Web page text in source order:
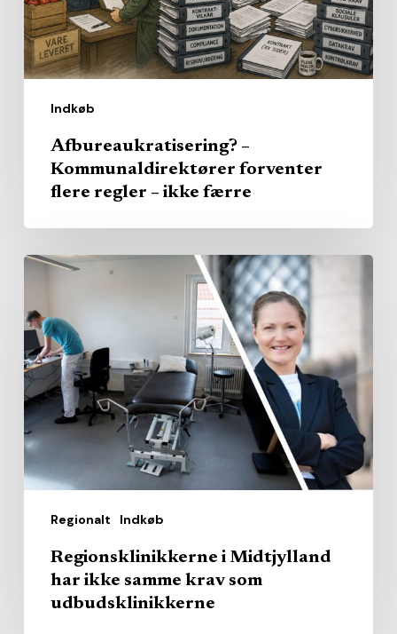
Indkøb
–
ikke
færre
Afbureaukratisering? –
Kommunaldirektører forventer
flere regler – ikke færre
Regionalt Indkøb
Regionsklinikkerne
Midtjylland
har
ikke
samme
krav
som
udbudsklinikkerne
Regionsklinikkerne i Midtjylland
har ikke samme krav som
udbudsklinikkerne